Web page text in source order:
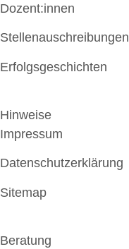
Dozent:innen
Stellenauschreibungen
Erfolgsgeschichten
Hinweise
Impressum
Datenschutzerklärung
Sitemap
Beratung